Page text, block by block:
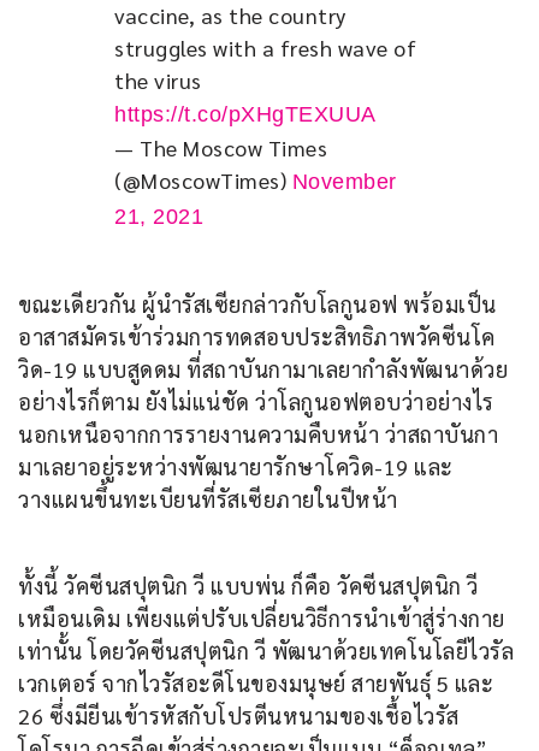
vaccine, as the country
struggles with a fresh wave of
the virus
https://t.co/pXHgTEXUUA
— The Moscow Times
(@MoscowTimes) November
21, 2021
ขณะเดียวกัน ผู้นำรัสเซียกล่าวกับโลกูนอฟ พร้อมเป็น
อาสาสมัครเข้าร่วมการทดสอบประสิทธิภาพวัคซีนโค
วิด-19 แบบสูดดม ที่สถาบันกามาเลยากำลังพัฒนาด้วย
อย่างไรก็ตาม ยังไม่แน่ชัด ว่าโลกูนอฟตอบว่าอย่างไร
นอกเหนือจากการรายงานความคืบหน้า ว่าสถาบันกา
มาเลยาอยู่ระหว่างพัฒนายารักษาโควิด-19 และ
วางแผนขึ้นทะเบียนที่รัสเซียภายในปีหน้า
ทั้งนี้ วัคซีนสปุตนิก วี แบบพ่น ก็คือ วัคซีนสปุตนิก วี
เหมือนเดิม เพียงแต่ปรับเปลี่ยนวิธีการนำเข้าสู่ร่างกาย
เท่านั้น โดยวัคซีนสปุตนิก วี พัฒนาด้วยเทคโนโลยีไวรัล
เวกเตอร์ จากไวรัสอะดีโนของมนุษย์ สายพันธุ์ 5 และ
26 ซึ่งมียีนเข้ารหัสกับโปรตีนหนามของเชื้อไวรัส